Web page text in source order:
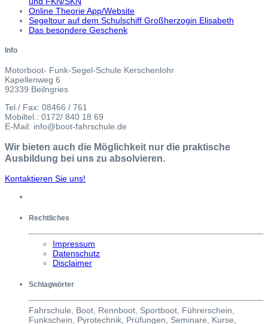
Online Theorie App/Website
Segeltour auf dem Schulschiff Großherzogin Elisabeth
Das besondere Geschenk
Info
Motorboot- Funk-Segel-Schule Kerschenlohr
Kapellenweg 6
92339 Beilngries
Tel./ Fax: 08466 / 761
Mobiltel.: 0172/ 840 18 69
E-Mail: info@boot-fahrschule.de
Wir bieten auch die Möglichkeit nur die praktische
Ausbildung bei uns zu absolvieren.
Kontaktieren Sie uns!
Rechtliches
Impressum
Datenschutz
Disclaimer
Schlagwörter
Fahrschule, Boot, Rennboot, Sportboot, Führerschein,
Funkschein, Pyrotechnik, Prüfungen, Seminare, Kurse,